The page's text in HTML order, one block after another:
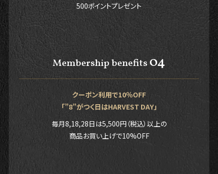
500ポイントプレゼント
Membership benefits04
クーポン利用で10％OFF
「”8”がつく日はHARVEST DAY」
毎月8,18,28日は5,500円（税込）以上の
商品お買い上げで10%OFF